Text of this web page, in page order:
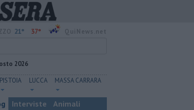
21° 37°
2026
PISTOIA LUCCA MASSA CARRARA
Interviste
Animali